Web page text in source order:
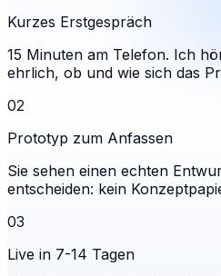
Kurzes Erstgespräch
15 Minuten am Telefon. Ich
ehrlich, ob und wie sich das
02
Prototyp zum Anfassen
Sie sehen einen echten
entscheiden: kein
03
Live in 7-14 Tagen